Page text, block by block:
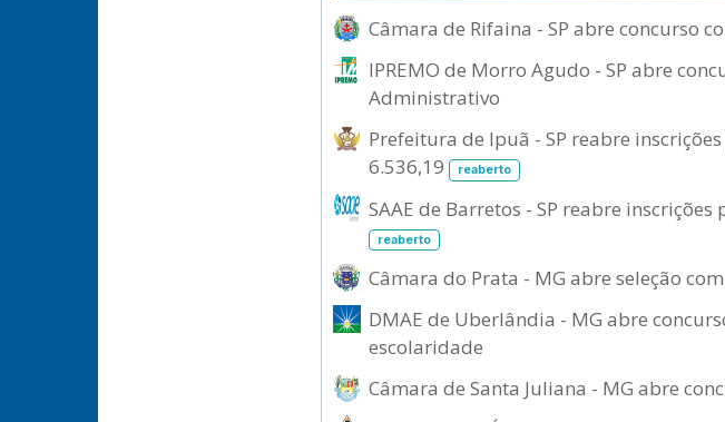
Câmara de Rifaina - SP abre concurso
IPREMO de Morro Agudo - SP abre
Administrativo
Prefeitura de Ipuã - SP reabre
6.536,19
reaberto
SAAE de Barretos - SP reabre
reaberto
Câmara do Prata - MG abre seleção
DMAE de Uberlândia - MG abre
escolaridade
Câmara de Santa Juliana - MG abre